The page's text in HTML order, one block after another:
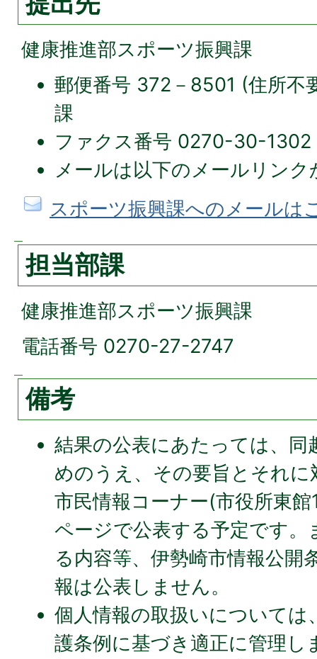
健康推進部スポーツ振興課
郵便番号 372－8501 (住所不
課
ファクス番号 0270-30-1302
メールは以下のメールリン
スポーツ振興課へのメールは
担当部課
健康推進部スポーツ振興課
電話番号 0270-27-2747
備考
結果の公表にあたっては、同
めのうえ、その要旨とそれ
市民情報コーナー(市役所東
ページで公表する予定です。
る内容等、伊勢崎市情報公開
報は公表しません。
個人情報の取扱いについては
護条例に基づき適正に管理し